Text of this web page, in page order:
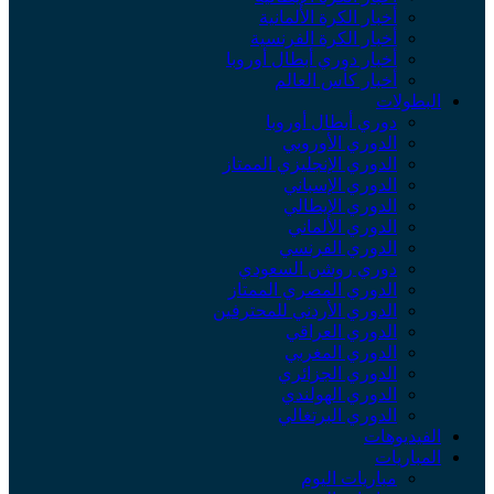
أخبار الكرة الألمانية
أخبار الكرة الفرنسية
أخبار دوري أبطال أوروبا
أخبار كأس العالم
دوري أبطال أوروبا
الدوري الأوروبي
الدوري الإنجليزي الممتاز
الدوري الإسباني
الدوري الإيطالي
الدوري الألماني
الدوري الفرنسي
دوري روشن السعودي
الدوري المصري الممتاز
الدوري الأردني للمحترفين
الدوري العراقي
الدوري المغربي
الدوري الجزائري
الدوري الهولندي
الدوري البرتغالي
مباريات اليوم